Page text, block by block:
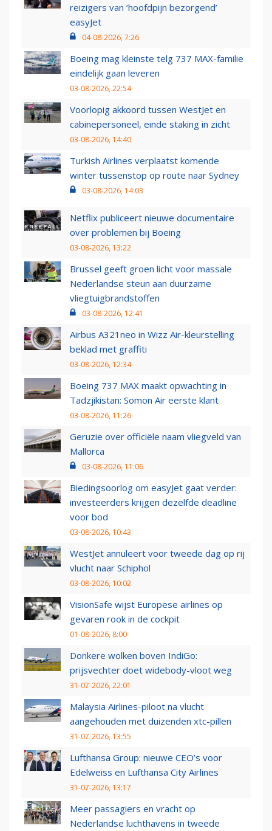
reizigers van ‘hoofdpijn bezorgend’
easyJet
04-08-2026, 7:26
Boeing mag kleinste telg 737 MAX-familie
eindelijk gaan leveren
03-08-2026, 22:54
Voorlopig akkoord tussen WestJet en
cabinepersoneel, einde staking in zicht
03-08-2026, 14:40
Turkish Airlines verplaatst komende
winter tussenstop op route naar Sydney
03-08-2026, 14:03
Netflix publiceert nieuwe documentaire
over problemen bij Boeing
03-08-2026, 13:22
Brussel geeft groen licht voor massale
Nederlandse steun aan duurzame
vliegtuigbrandstoffen
03-08-2026, 12:41
Airbus A321neo in Wizz Air-kleurstelling
beklad met graffiti
03-08-2026, 12:34
Boeing 737 MAX maakt opwachting in
Tadzjikistan: Somon Air eerste klant
03-08-2026, 11:26
Geruzie over officiële naam vliegveld van
Mallorca
03-08-2026, 11:06
Biedingsoorlog om easyJet gaat verder:
investeerders krijgen dezelfde deadline
voor bod
03-08-2026, 10:43
WestJet annuleert voor tweede dag op rij
vlucht naar Schiphol
03-08-2026, 10:02
VisionSafe wijst Europese airlines op
gevaren rook in de cockpit
01-08-2026, 8:00
Donkere wolken boven IndiGo:
prijsvechter doet widebody-vloot weg
31-07-2026, 22:01
Malaysia Airlines-piloot na vlucht
aangehouden met duizenden xtc-pillen
31-07-2026, 13:55
Lufthansa Group: nieuwe CEO’s voor
Edelweiss en Lufthansa City Airlines
31-07-2026, 13:17
Meer passagiers en vracht op
Nederlandse luchthavens in tweede